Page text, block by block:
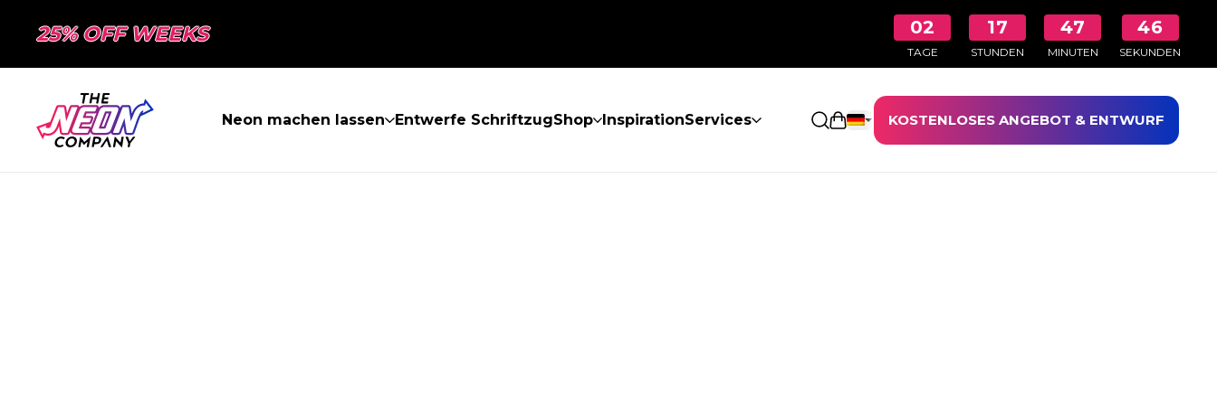
25% OFF WEEKS 02
TAGE
17
STUNDEN
47
MINUTEN
45
SEKUNDEN
Neon machen lassen Entwerfe SchriftzugShop InspirationServices Einkaufswagen öffnen
KOSTENLOSES ANGEBOT & ENTWURF